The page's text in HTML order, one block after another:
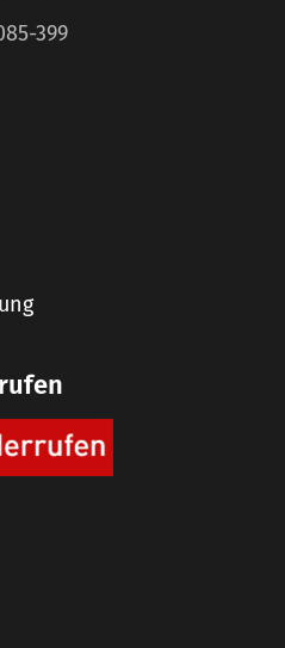
399